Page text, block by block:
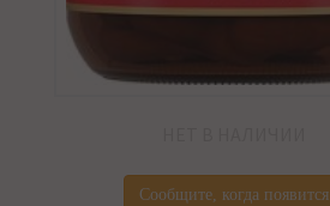
Сообщите, когда появится